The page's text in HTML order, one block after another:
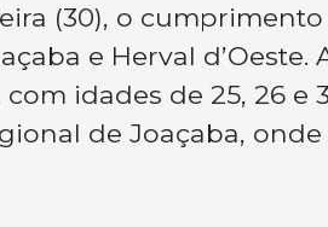
(30), o
e Herval d’Oeste.
idades de 25, 26 e
de Joaçaba, onde